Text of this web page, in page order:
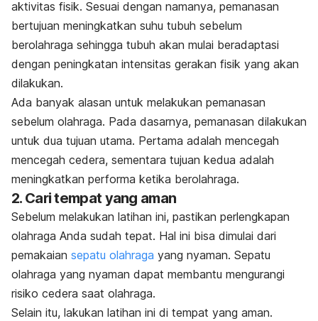
aktivitas fisik. Sesuai dengan namanya, pemanasan
bertujuan meningkatkan suhu tubuh sebelum
berolahraga sehingga tubuh akan mulai beradaptasi
dengan peningkatan intensitas gerakan fisik yang akan
dilakukan.
Ada banyak alasan untuk melakukan pemanasan
sebelum olahraga. Pada dasarnya, pemanasan dilakukan
untuk dua tujuan utama. Pertama adalah mencegah
mencegah cedera, sementara tujuan kedua adalah
meningkatkan performa ketika berolahraga.
2. Cari tempat yang aman
Sebelum melakukan latihan ini, pastikan perlengkapan
olahraga Anda sudah tepat. Hal ini bisa dimulai dari
pemakaian sepatu olahraga yang nyaman. Sepatu
olahraga yang nyaman dapat membantu mengurangi
risiko cedera saat olahraga.
Selain itu, lakukan latihan ini di tempat yang aman.